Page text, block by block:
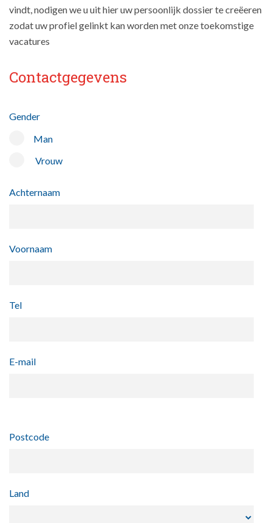
vindt, nodigen we u uit hier uw persoonlijk dossier te creëeren
zodat uw profiel gelinkt kan worden met onze toekomstige
vacatures
Contactgegevens
Gender
Man
Vrouw
Achternaam
Voornaam
Tel
E-mail
Postcode
Land